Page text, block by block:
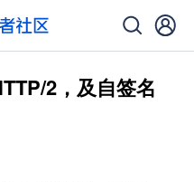
2，及自签名